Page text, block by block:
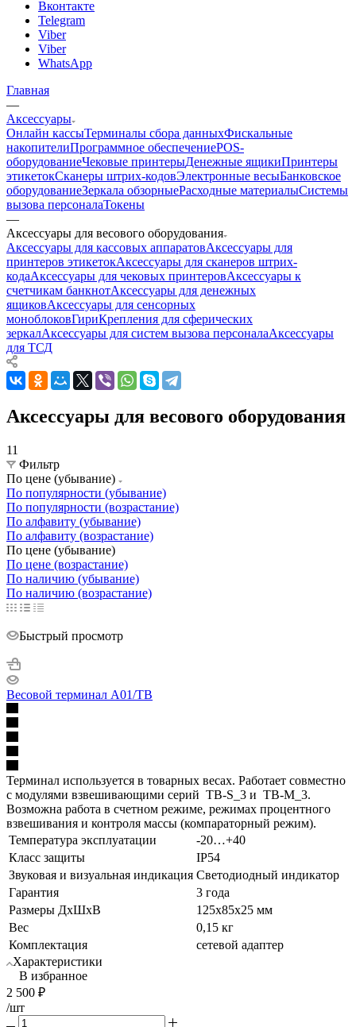
Вконтакте
Telegram
Viber
Viber
WhatsApp
Главная
—
Аксессуары
Онлайн кассыТерминалы сбора данныхФискальные
накопителиПрограммное обеспечениеPOS-
оборудованиеЧековые принтерыДенежные ящикиПринтеры
этикетокСканеры штрих-кодовЭлектронные весыБанковское
оборудованиеЗеркала обзорныеРасходные материалыСистемы
вызова персоналаТокены
—
Аксессуары для весового оборудования
Аксессуары для кассовых аппаратовАксессуары для
принтеров этикетокАксессуары для сканеров штрих-
кодаАксессуары для чековых принтеровАксессуары к
счетчикам банкнотАксессуары для денежных
ящиковАксессуары для сенсорных
моноблоковГириКрепления для сферических
зеркалАксессуары для систем вызова персоналаАксессуары
для ТСД
Аксессуары для весового оборудования
11
Фильтр
По цене (убывание)
По популярности (убывание)
По популярности (возрастание)
По алфавиту (убывание)
По алфавиту (возрастание)
По цене (убывание)
По цене (возрастание)
По наличию (убывание)
По наличию (возрастание)
Быстрый просмотр
Весовой терминал A01/TB
Терминал используется в товарных весах. Работает совместно
с модулями взвешивающими серий TB-S_3 и TB-M_3.
Возможна работа в счетном режиме, режимах процентного
взвешивания и контроля массы (компараторный режим).
Температура эксплуатации
-20…+40
Класс защиты
IP54
Звуковая и визуальная индикация Светодиодный индикатор
Гарантия
3 года
Размеры ДхШхВ
125x85x25 мм
Вес
0,15 кг
Комплектация
сетевой адаптер
Характеристики
В избранное
2 500 ₽
/шт